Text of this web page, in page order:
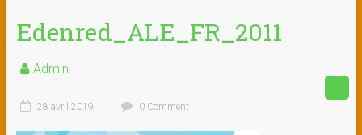
Edenred_ALE_FR_2011
Admin
28 avril 2019 0 Comment